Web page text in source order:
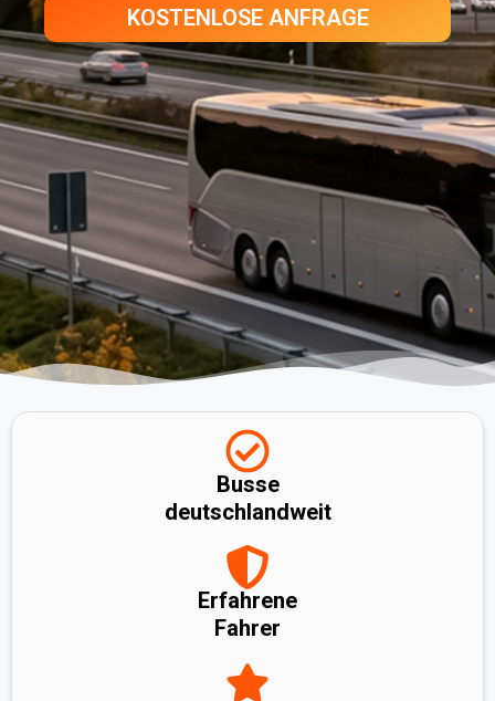
KOSTENLOSE ANFRAGE
Busse
deutschlandweit
Erfahrene
Fahrer